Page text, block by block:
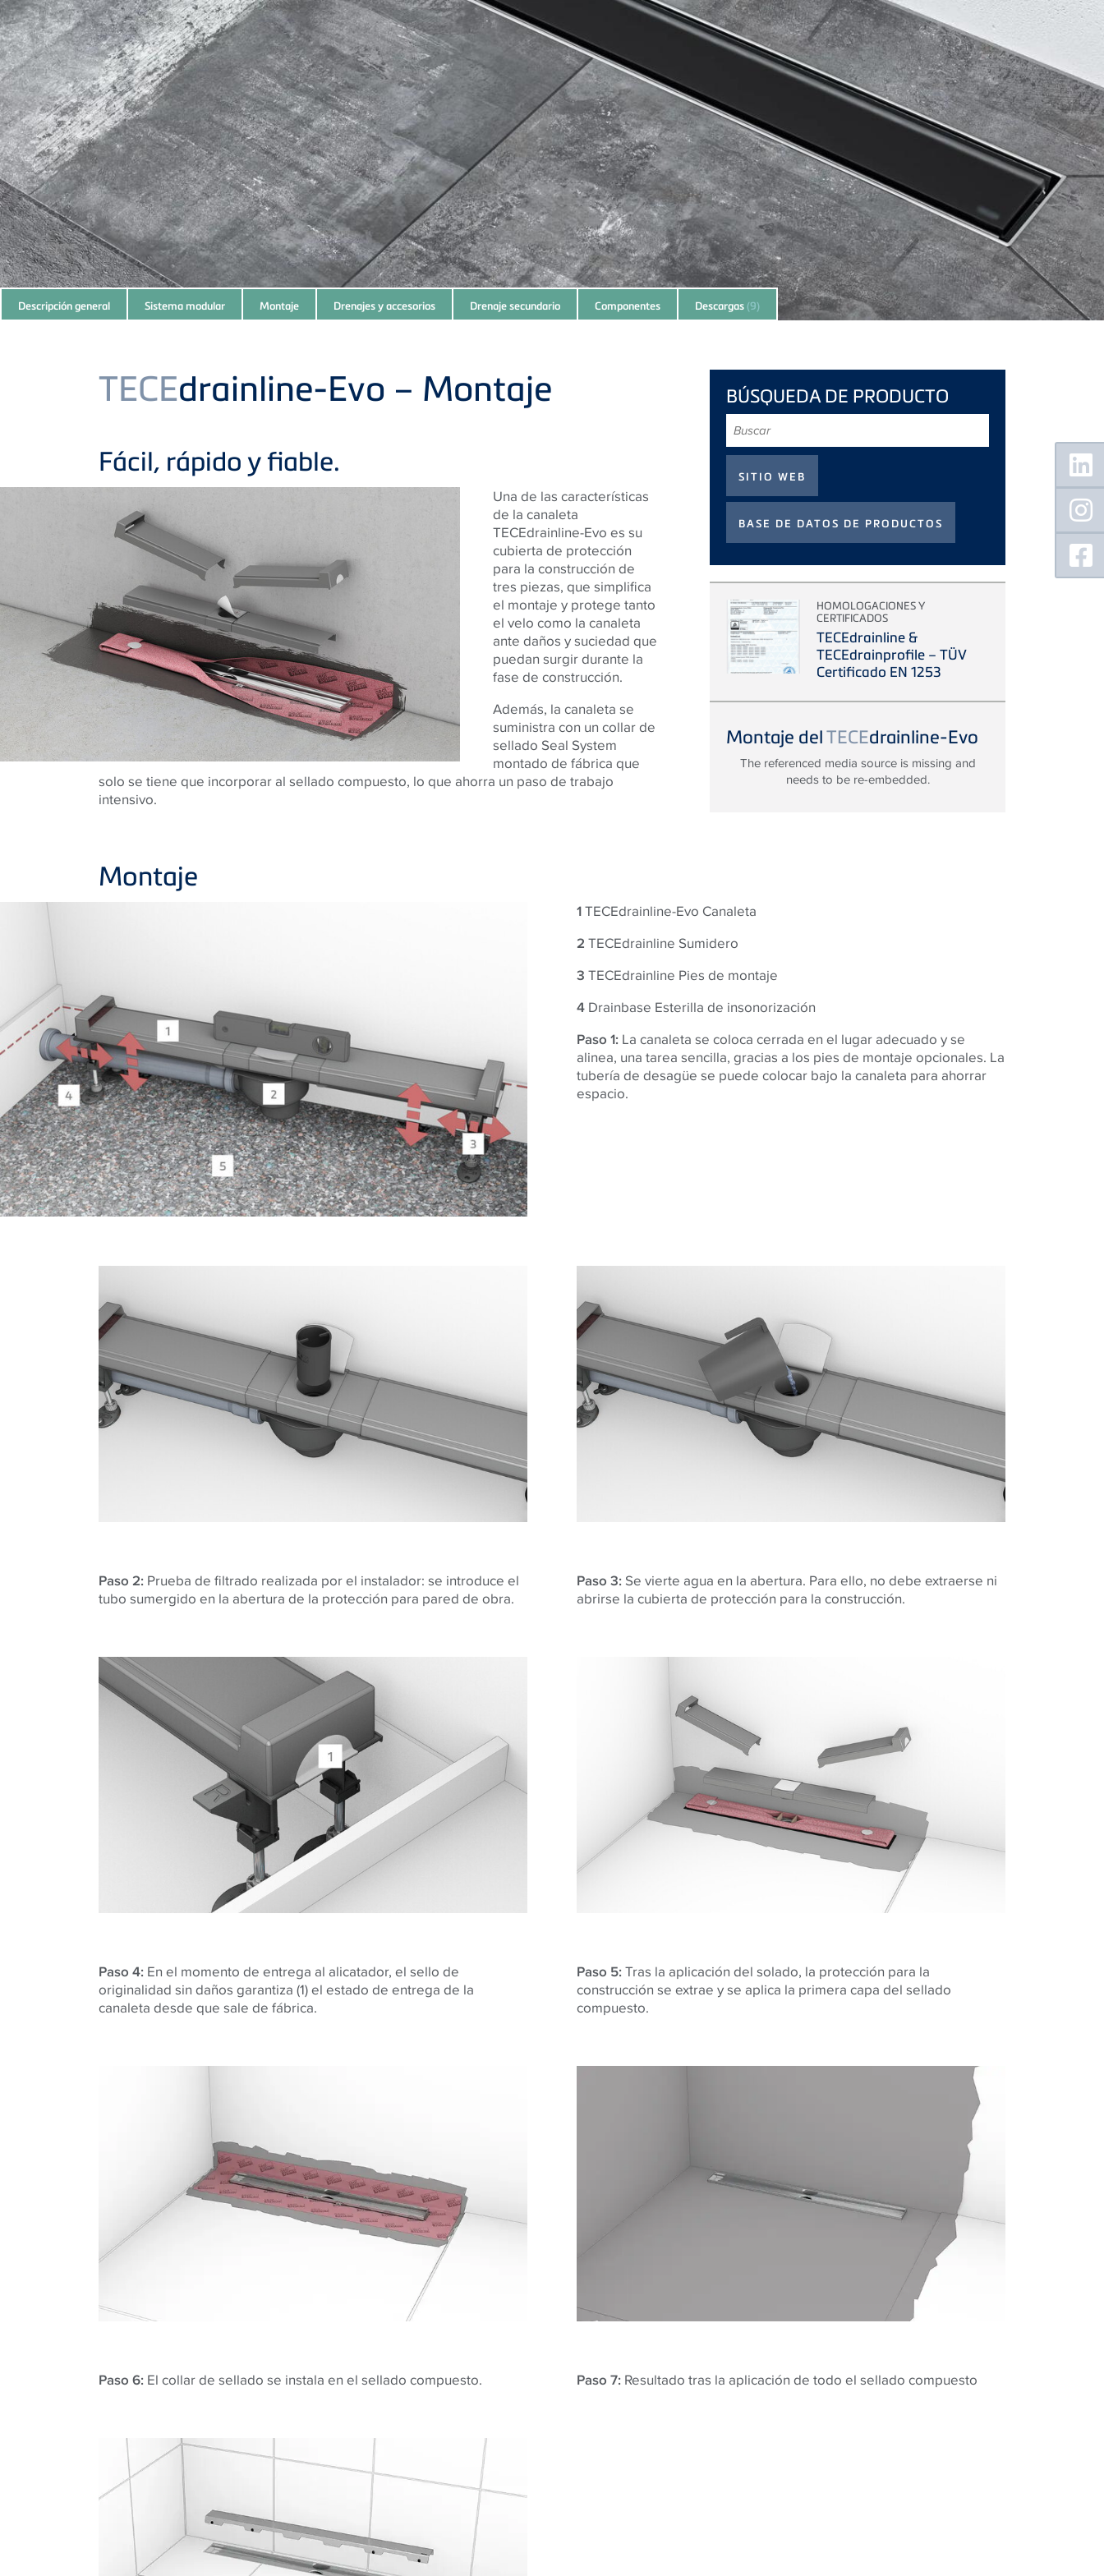
Subnavigation
of
Descripción general Sistema modular Montaje Drenajes y accesorios Drenaje secundario Componentes Descargas (9)
TECEdrainline-Evo – Montaje
Fácil, rápido y fiable.
Una de las características
de la canaleta
TECEdrainline-Evo es su
cubierta de protección
para la construcción de
tres piezas, que simplifica
el montaje y protege tanto
el velo como la canaleta
ante daños y suciedad que
puedan surgir durante la
fase de construcción.
Además, la canaleta se
suministra con un collar de
sellado Seal System
montado de fábrica que
solo se tiene que incorporar al sellado compuesto, lo que ahorra un paso de trabajo
intensivo.
BÚSQUEDA DE PRODUCTO
HOMOLOGACIONES Y
CERTIFICADOS
TECEdrainline &
TECEdrainprofile – TÜV
Certificado EN 1253
Montaje delTECEdrainline-Evo
The referenced media source is missing and
needs to be re-embedded.
Montaje
1TECEdrainline-Evo Canaleta
2 TECEdrainline Sumidero
3 TECEdrainline Pies de montaje
4 Drainbase Esterilla de insonorización
Paso 1: La canaleta se coloca cerrada en el lugar adecuado y se
alinea, una tarea sencilla, gracias a los pies de montaje opcionales. La
tubería de desagüe se puede colocar bajo la canaleta para ahorrar
espacio.
Paso 2: Prueba de filtrado realizada por el instalador: se introduce el
tubo sumergido en la abertura de la protección para pared de obra.
Paso 3:Se vierte agua en la abertura. Para ello, no debe extraerse ni
abrirse la cubierta de protección para la construcción.
Paso 4: En el momento de entrega al alicatador, el sello de
originalidad sin daños garantiza (1) el estado de entrega de la
canaleta desde que sale de fábrica.
Paso 5:Tras la aplicación del solado, la protección para la
construcción se extrae y se aplica la primera capa del sellado
compuesto.
Paso 6: El collar de sellado se instala en el sellado compuesto. Paso 7: Resultado tras la aplicación de todo el sellado compuesto
Floating